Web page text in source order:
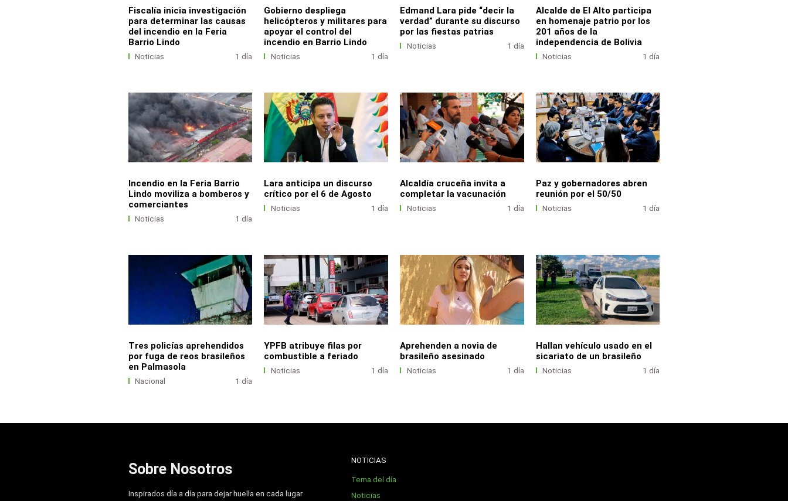
Fiscalía inicia investigación
para determinar las causas
del incendio en la Feria
Barrio Lindo
Noticias 1 día
Gobierno despliega
helicópteros y militares para
apoyar el control del
incendio en Barrio Lindo
Noticias 1 día
Edmand Lara pide “decir la
verdad” durante su discurso
por las fiestas patrias
Noticias 1 día
Alcalde de El Alto participa
en homenaje patrio por los
201 años de la
independencia de Bolivia
Noticias 1 día
Incendio en la Feria Barrio
Lindo moviliza a bomberos y
comerciantes
Noticias 1 día
Lara anticipa un discurso
crítico por el 6 de Agosto
Noticias 1 día
Alcaldía cruceña invita a
completar la vacunación
Noticias 1 día
Paz y gobernadores abren
reunión por el 50/50
Noticias 1 día
Tres policías aprehendidos
por fuga de reos brasileños
en Palmasola
Nacional 1 día
YPFB atribuye filas por
combustible a feriado
Noticias 1 día
Aprehenden a novia de
brasileño asesinado
Noticias 1 día
Hallan vehículo usado en el
sicariato de un brasileño
Noticias 1 día
Sobre Nosotros
Inspirados día a día para dejar huella en cada lugar
NOTICIAS
Tema del día
Noticias